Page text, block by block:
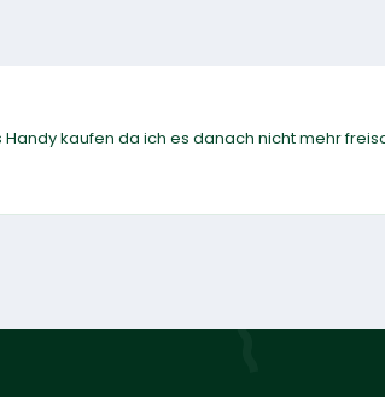
kaufen da ich es danach nicht mehr